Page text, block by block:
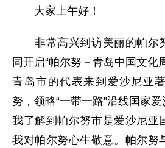
大家上午好！
非常高兴到访美丽的帕尔
同开启“帕尔努－青岛中国文化
青岛市的代表来到爱沙尼亚
努，领略“一带一路”沿线国家爱
我了解到帕尔努市是爱沙尼亚
我对帕尔努心生敬意。帕尔努